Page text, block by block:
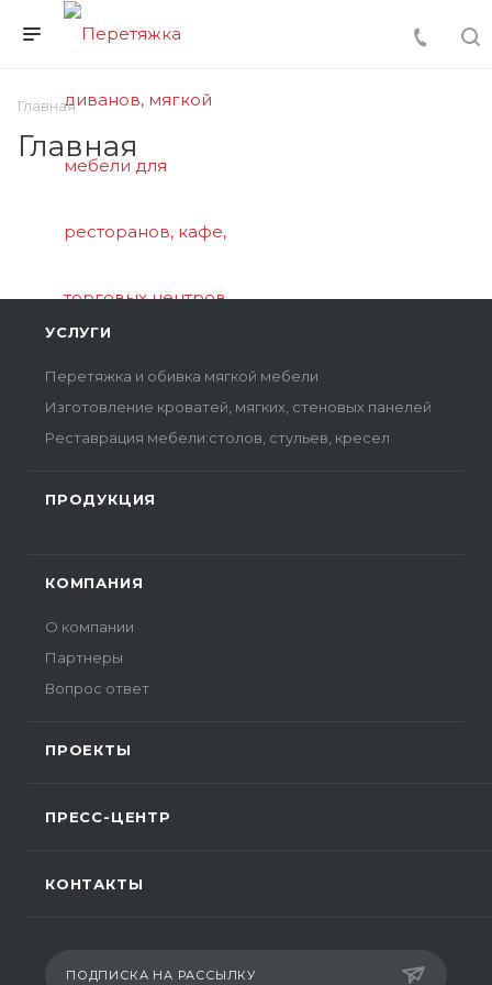
Главная
Главная
УСЛУГИ
Перетяжка и обивка мягкой мебели
Изготовление кроватей, мягких, стеновых панелей
Реставрация мебели:столов, стульев, кресел
ПРОДУКЦИЯ
КОМПАНИЯ
О компании
Партнеры
Вопрос ответ
ПРОЕКТЫ
ПРЕСС-ЦЕНТР
КОНТАКТЫ
ПОДПИСКА НА РАССЫЛКУ